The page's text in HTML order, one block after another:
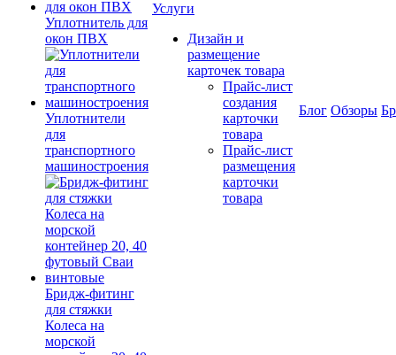
Уплотнитель для
окон ПВХ
Уплотнители
для
транспортного
машиностроения
Бридж-фитинг
для стяжки
Колеса на
морской
Услуги
Дизайн и
размещение
карточек товара
Прайс-лист
создания
карточки
товара
Прайс-лист
размещения
карточки
товара
Блог Обзоры